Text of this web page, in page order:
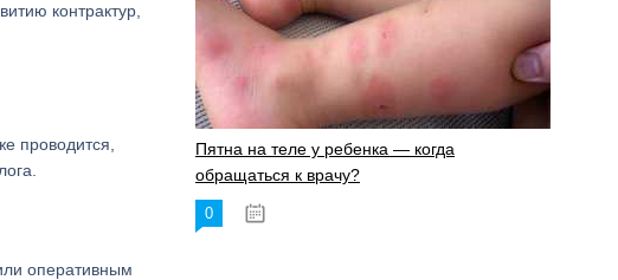
контрактур,
проводится,
оперативным
Пятна на теле у ребенка — когда
обращаться к врачу?
0